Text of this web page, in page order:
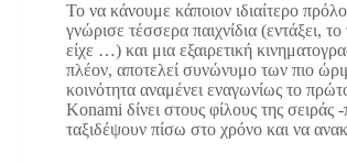
Το να κάνουμε κάποιον ιδιαίτερο
γνώρισε τέσσερα παιχνίδια (εντάξει,
είχε …) και μια εξαιρετική
πλέον, αποτελεί συνώνυμο των πιο
κοινότητα αναμένει εναγωνίως το
Konami δίνει στους φίλους της σειράς
ταξιδέψουν πίσω στο χρόνο και να